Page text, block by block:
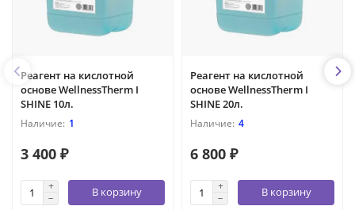
Реагент на кислотной
основе WellnessTherm I
SHINE 10л.
1
3 400 ₽
В корзину
Реагент на кислотной
основе WellnessTherm I
SHINE 20л.
4
6 800 ₽
В корзину